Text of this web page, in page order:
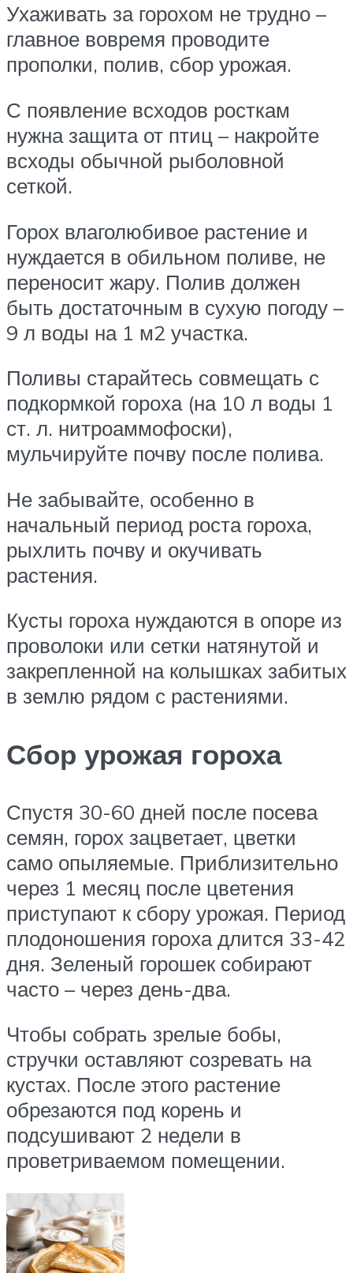
Ухаживать за горохом не трудно –
главное вовремя проводите
прополки, полив, сбор урожая.
С появление всходов росткам
нужна защита от птиц – накройте
всходы обычной рыболовной
сеткой.
Горох влаголюбивое растение и
нуждается в обильном поливе, не
переносит жару. Полив должен
быть достаточным в сухую погоду –
9 л воды на 1 м2 участка.
Поливы старайтесь совмещать с
подкормкой гороха (на 10 л воды 1
ст. л. нитроаммофоски),
мульчируйте почву после полива.
Не забывайте, особенно в
начальный период роста гороха,
рыхлить почву и окучивать
растения.
Кусты гороха нуждаются в опоре из
проволоки или сетки натянутой и
закрепленной на колышках забитых
в землю рядом с растениями.
Сбор урожая гороха
Спустя 30-60 дней после посева
семян, горох зацветает, цветки
само опыляемые. Приблизительно
через 1 месяц после цветения
приступают к сбору урожая. Период
плодоношения гороха длится 33-42
дня. Зеленый горошек собирают
часто – через день-два.
Чтобы собрать зрелые бобы,
стручки оставляют созревать на
кустах. После этого растение
обрезаются под корень и
подсушивают 2 недели в
проветриваемом помещении.